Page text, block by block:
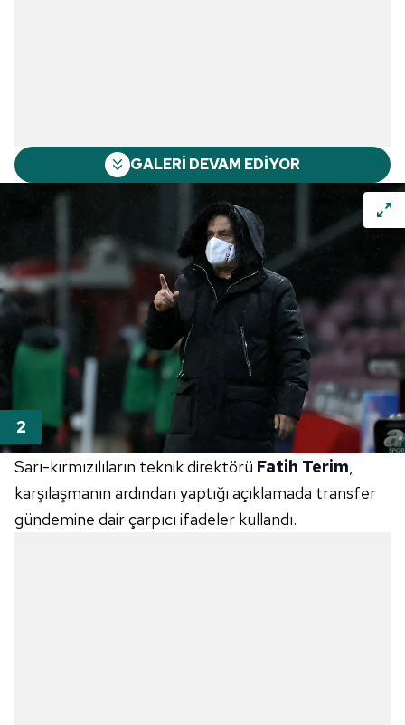
GALERİ DEVAM EDİYOR
Sarı-kırmızılıların teknik direktörü Fatih Terim,
karşılaşmanın ardından yaptığı açıklamada transfer
gündemine dair çarpıcı ifadeler kullandı.